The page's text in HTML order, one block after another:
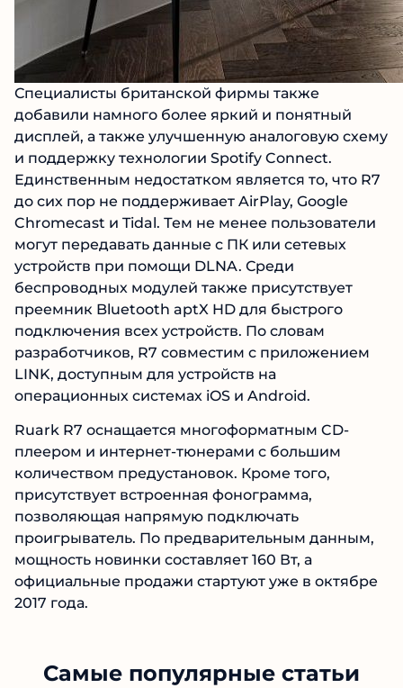
Специалисты британской фирмы также
добавили намного более яркий и понятный
дисплей, а также улучшенную аналоговую схему
и поддержку технологии Spotify Connect.
Единственным недостатком является то, что R7
до сих пор не поддерживает AirPlay, Google
Chromecast и Tidal. Тем не менее пользователи
могут передавать данные с ПК или сетевых
устройств при помощи DLNA. Среди
беспроводных модулей также присутствует
преемник Bluetooth aptX HD для быстрого
подключения всех устройств. По словам
разработчиков, R7 совместим с приложением
LINK, доступным для устройств на
операционных системах iOS и Android.
Ruark R7 оснащается многоформатным CD-
плеером и интернет-тюнерами с большим
количеством предустановок. Кроме того,
присутствует встроенная фонограмма,
позволяющая напрямую подключать
проигрыватель. По предварительным данным,
мощность новинки составляет 160 Вт, а
официальные продажи стартуют уже в октябре
2017 года.
Самые популярные статьи